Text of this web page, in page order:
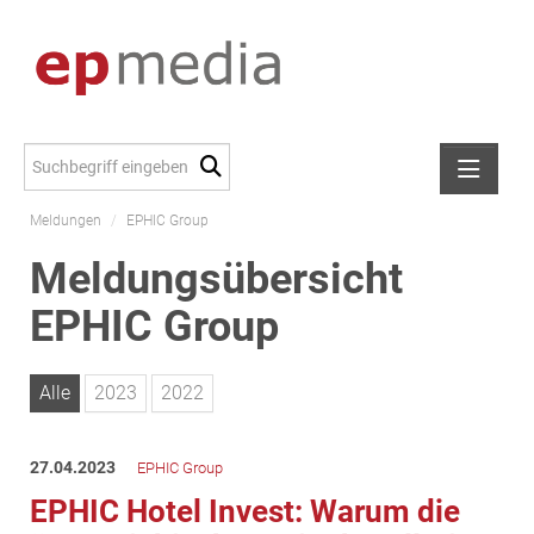
Meldungen
Alexander Peer
amb Development
AURE Immobilien
City Park Vienna
CTP Österreich
Meldungen / EPHIC Group
Meldungsübersicht
EPHIC Group
Alle 2023 2022
27.04.2023 EPHIC Group
EPHIC Hotel Invest: Warum die